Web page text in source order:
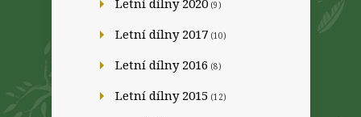
Letní dílny 2020 (9)
Letní dílny 2017 (10)
Letní dílny 2016 (8)
Letní dílny 2015 (12)